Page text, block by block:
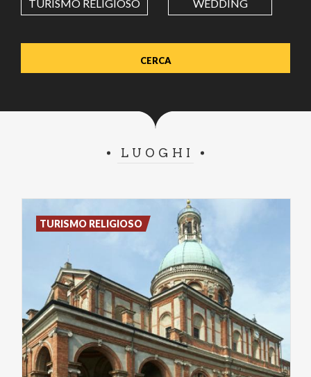
Value in decimal degrees. Use dot (.) as decimal separator.
TURISMO RELIGIOSO WEDDING
LUOGHI
TURISMO RELIGIOSO